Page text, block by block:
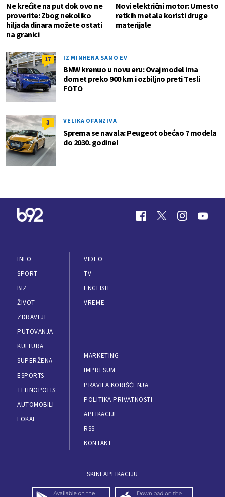
Ne krećite na put dok ovo ne
proverite: Zbog nekoliko
hiljada dinara možete ostati
na granici
Novi električni motor: Umesto
retkih metala koristi druge
materijale
17 IZ MINHENA SAMO EV
BMW krenuo u novu eru: Ovaj model ima
domet preko 900 km i ozbiljno preti Tesli
FOTO
3 VELIKA OFANZIVA
Sprema se navala: Peugeot obećao 7 modela
do 2030. godine!
INFO
SPORT
BIZ
ŽIVOT
ZDRAVLJE
PUTOVANJA
KULTURA
SUPERŽENA
ESPORTS
TEHNOPOLIS
AUTOMOBILI
LOKAL
VIDEO
TV
ENGLISH
VREME
MARKETING
IMPRESUM
PRAVILA KORIŠĆENJA
POLITIKA PRIVATNOSTI
APLIKACIJE
RSS
KONTAKT
SKINI APLIKACIJU